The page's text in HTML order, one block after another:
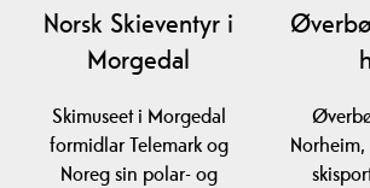
Norsk Skieventyr i
Morgedal
Skimuseet i Morgedal
formidlar Telemark og
Noreg sin polar- og